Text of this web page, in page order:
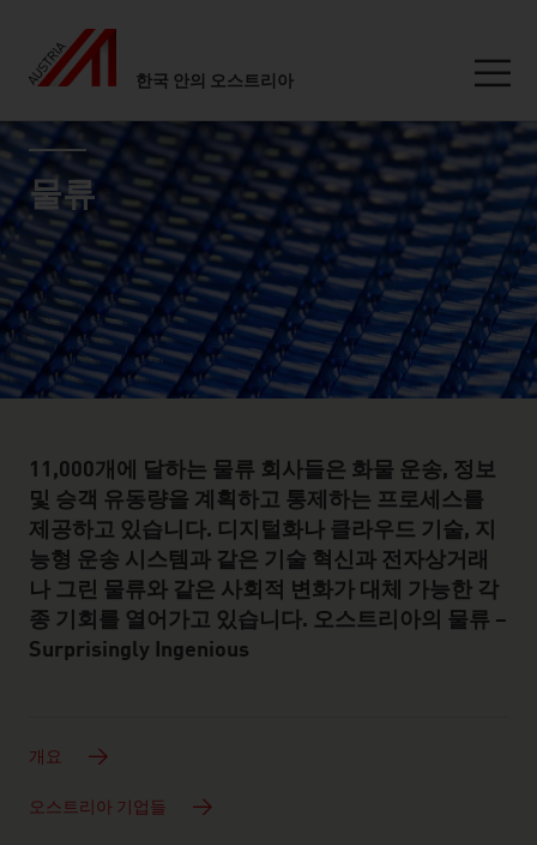
한국 안의 오스트리아
Inhalt
industry page
물류
11,000개에 달하는 물류 회사들은 화물 운송, 정보
및 승객 유동량을 계획하고 통제하는 프로세스를
제공하고 있습니다. 디지털화나 클라우드 기술, 지
능형 운송 시스템과 같은 기술 혁신과 전자상거래
나 그린 물류와 같은 사회적 변화가 대체 가능한 각
종 기회를 열어가고 있습니다. 오스트리아의 물류 –
Surprisingly Ingenious
개요
오스트리아 기업들